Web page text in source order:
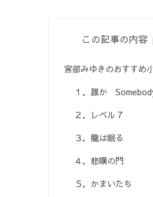
この記事の内容
宮部みゆきのおすすめ
１．誰か
２．レベル７
３．龍は眠る
４．悲嘆の門
５．かまいたち